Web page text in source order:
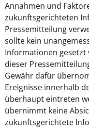
Annahmen und
zukunftsgerichteten
Pressemitteilung
sollte kein
Informationen gesetzt
dieser
Gewähr dafür
Ereignisse innerhalb
überhaupt eintreten
übernimmt keine
zukunftsgerichtete